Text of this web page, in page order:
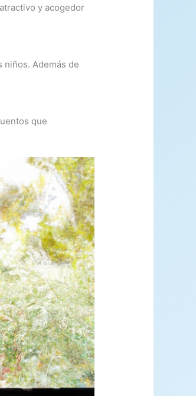
y acogedor
Además de
que